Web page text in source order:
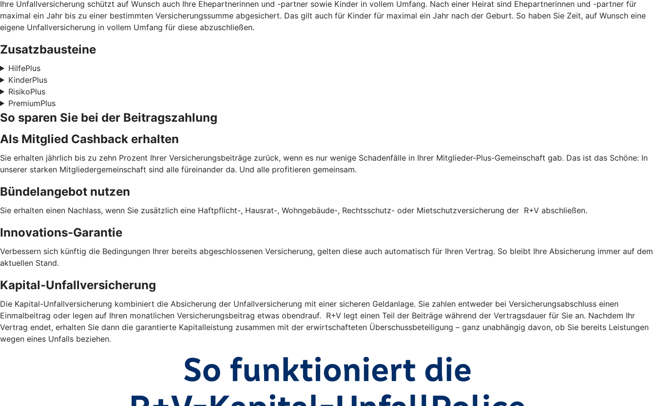
Ihre Unfallversicherung schützt auf Wunsch auch Ihre Ehepartnerinnen und -partner sowie Kinder in vollem Umfang. Nach einer Heirat sind Ehepartnerinnen und -partner für
maximal ein Jahr bis zu einer bestimmten Versicherungssumme abgesichert. Das gilt auch für Kinder für maximal ein Jahr nach der Geburt. So haben Sie Zeit, auf Wunsch eine
eigene Unfallversicherung in vollem Umfang für diese abzuschließen.
Zusatzbausteine
HilfePlus
KinderPlus
RisikoPlus
PremiumPlus
So sparen Sie bei der Beitragszahlung
Als Mitglied Cashback erhalten
Sie erhalten jährlich bis zu zehn Prozent Ihrer Versicherungsbeiträge zurück, wenn es nur wenige Schadenfälle in Ihrer Mitglieder-Plus-Gemeinschaft gab. Das ist das Schöne: In
unserer starken Mitgliedergemeinschaft sind alle füreinander da. Und alle profitieren gemeinsam.
Bündelangebot nutzen
Sie erhalten einen Nachlass, wenn Sie zusätzlich eine Haftpflicht-, Hausrat-, Wohngebäude-, Rechtsschutz- oder Mietschutzversicherung der R+V abschließen.
Innovations-Garantie
Verbessern sich künftig die Bedingungen Ihrer bereits abgeschlossenen Versicherung, gelten diese auch automatisch für Ihren Vertrag. So bleibt Ihre Absicherung immer auf dem
aktuellen Stand.
Kapital-Unfallversicherung
Die Kapital-Unfallversicherung kombiniert die Absicherung der Unfallversicherung mit einer sicheren Geldanlage. Sie zahlen entweder bei Versicherungsabschluss einen
Einmalbeitrag oder legen auf Ihren monatlichen Versicherungsbeitrag etwas obendrauf. R+V legt einen Teil der Beiträge während der Vertragsdauer für Sie an. Nachdem Ihr
Vertrag endet, erhalten Sie dann die garantierte Kapitalleistung zusammen mit der erwirtschafteten Überschussbeteiligung – ganz unabhängig davon, ob Sie bereits Leistungen
wegen eines Unfalls beziehen.